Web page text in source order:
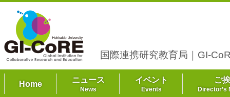
国際連携研究教育局｜GI-
Home ニュース
News
イベント
Events
ご
Director’s